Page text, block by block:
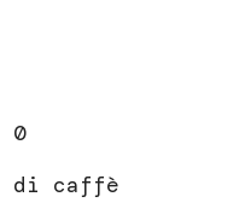
0
di caffè